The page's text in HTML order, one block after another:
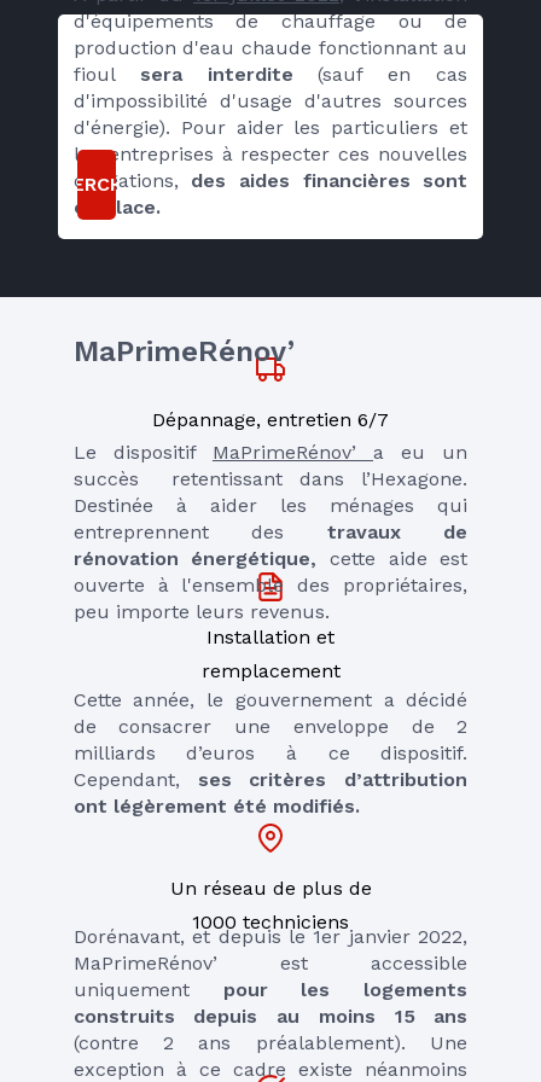
d'équipements de chauffage ou de
production d'eau chaude fonctionnant au
fioul sera interdite (sauf en cas
d'impossibilité d'usage d'autres sources
d'énergie). Pour aider les particuliers et
les entreprises à respecter ces nouvelles
obligations, des aides financières sont
en place.
MaPrimeRénov’
Le dispositif MaPrimeRénov’ a eu un
succès  retentissant dans l’Hexagone.
Destinée à aider les ménages qui
entreprennent des travaux de
rénovation
énergétique, cette aide est
ouverte à l'ensemble des propriétaires,
peu importe leurs revenus.
Cette année, le gouvernement a décidé
de consacrer une enveloppe de 2
milliards d’euros à ce dispositif.
Cependant, ses critères d’attribution
ont légèrement été modifiés.
Dorénavant, et depuis le 1er janvier 2022,
MaPrimeRénov’ est accessible
uniquement pour les logements
(contre 2 ans préalablement). Une
exception à ce cadre existe néanmoins
RECHERCHER
Dépannage, entretien 6/7
Installation et
remplacement
Un réseau de plus de
1000 techniciens